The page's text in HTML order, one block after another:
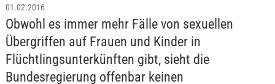
01.02.2016
Obwohl es immer mehr Fälle von sexuellen
Übergriffen auf Frauen und Kinder in
Flüchtlingsunterkünften gibt, sieht die
Bundesregierung offenbar keinen